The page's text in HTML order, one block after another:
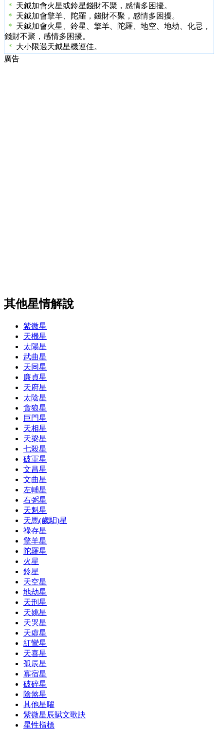
＊ 天鉞加會火星或鈴星錢財不聚，感情多困擾。
＊ 天鉞加會擎羊、陀羅，錢財不聚，感情多困擾。
＊ 天鉞加會火星、鈴星、擎羊、陀羅、地空、地劫、化忌，
錢財不聚，感情多困擾。
＊ 大小限遇天鉞星機運佳。
廣告
其他星情解說
紫微星
天機星
太陽星
武曲星
天同星
廉貞星
天府星
太陰星
貪狼星
巨門星
天相星
天梁星
七殺星
破軍星
文昌星
文曲星
左輔星
右弼星
天魁星
天馬(歲馹)星
祿存星
擎羊星
陀羅星
火星
鈴星
天空星
地劫星
天刑星
天姚星
天哭星
天虛星
紅鸞星
天喜星
孤辰星
寡宿星
破碎星
陰煞星
其他星曜
紫微星辰賦文歌訣
星性指標